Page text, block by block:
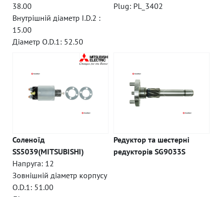
38.00
Внутрішній діаметр I.D.2 :
15.00
Діаметр O.D.1: 52.50
Plug: PL_3402
Соленоїд
SS5039(MITSUBISHI)
Напруга: 12
Зовнішній діаметр корпусу
O.D.1: 51.00
Редуктор та шестерні
редукторів SG9033S